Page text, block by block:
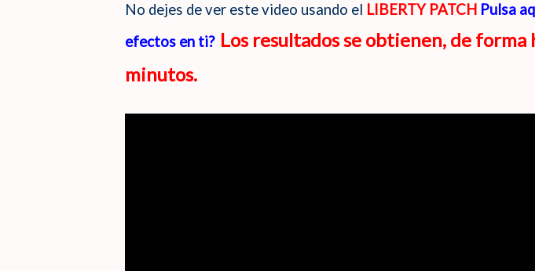
No dejes de ver este video usando el LIBERTY PATCH Pulsa
efectos en ti? Los resultados se obtienen, de
minutos.